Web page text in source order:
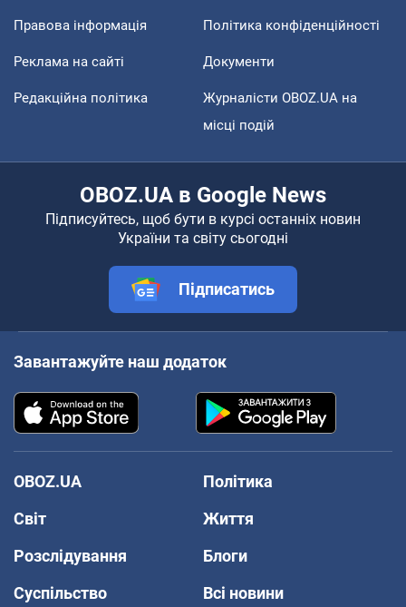
Правова інформація Політика конфіденційності
Реклама на сайті Документи
Редакційна політика
Журналісти OBOZ.UA на
місці подій
OBOZ.UA в Google News
Підписуйтесь, щоб бути в курсі останніх новин
України та світу сьогодні
Підписатись
Завантажуйте наш додаток
OBOZ.UA
Політика
Світ
Життя
Розслідування
Блоги
Суспільство
Всі новини